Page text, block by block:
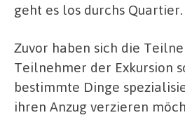
geht es los durchs Quartier.
Zuvor haben sich die
Teilnehmer der Exkursion
bestimmte Dinge
ihren Anzug verzieren